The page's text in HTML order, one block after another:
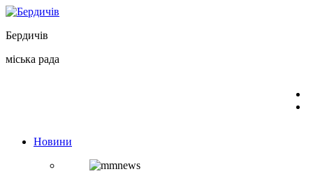
Перейти
вмісту
Бердичів
міська рада
Новини